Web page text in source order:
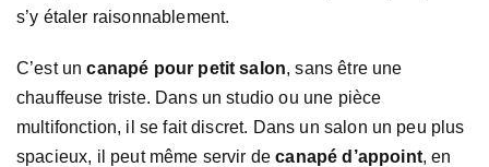
s’y étaler raisonnablement.
C’est uncanapé pour petit salon, sans être une
chauffeuse triste. Dans un studio ou une pièce
multifonction, il se fait discret. Dans un salon un peu plus
spacieux, il peut même servir decanapé d’appoint, en